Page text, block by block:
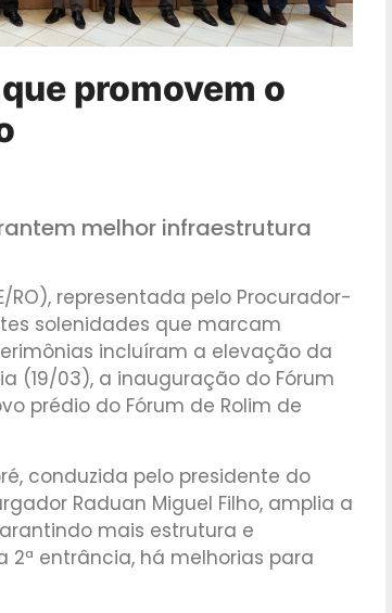
promovem o
melhor infraestrutura
RO), representada pelo Procurador-
solenidades que marcam
incluíram a elevação da
(19/03), a inauguração do Fórum
prédio do Fórum de Rolim de
conduzida pelo presidente do
Raduan Miguel Filho, amplia a
mais estrutura e
2ª entrância, há melhorias para